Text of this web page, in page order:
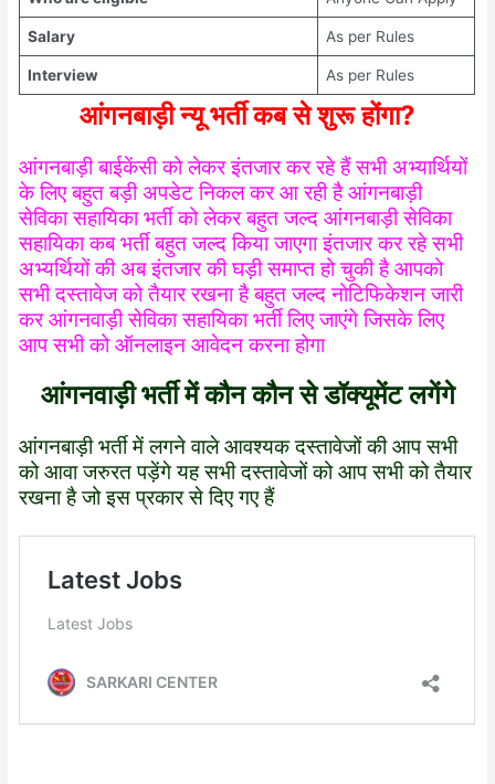
Salary As per Rules
Interview As per Rules
आंगनबाड़ी न्यू भर्ती कब से शुरू होंगा?
आंगनबाड़ी बाईकेंसी को लेकर इंतजार कर रहे हैं सभी अभ्यार्थियों
के लिए बहुत बड़ी अपडेट निकल कर आ रही है आंगनबाड़ी
सेविका सहायिका भर्ती को लेकर बहुत जल्द आंगनबाड़ी सेविका
सहायिका कब भर्ती बहुत जल्द किया जाएगा इंतजार कर रहे सभी
अभ्यर्थियों की अब इंतजार की घड़ी समाप्त हो चुकी है आपको
सभी दस्तावेज को तैयार रखना है बहुत जल्द नोटिफिकेशन जारी
कर आंगनवाड़ी सेविका सहायिका भर्ती लिए जाएंगे जिसके लिए
आप सभी को ऑनलाइन आवेदन करना होगा
आंगनवाड़ी भर्ती में कौन कौन से डॉक्यूमेंट लगेंगे
आंगनबाड़ी भर्ती में लगने वाले आवश्यक दस्तावेजों की आप सभी
को आवा जरुरत पड़ेंगे यह सभी दस्तावेजों को आप सभी को तैयार
रखना है जो इस प्रकार से दिए गए हैं